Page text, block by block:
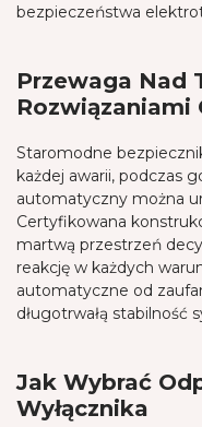
bezpieczeństwa
Przewaga Nad
Rozwiązaniami
Staromodne
każdej awarii, podczas
automatyczny można
Certyfikowana
martwą przestrzeń
reakcję w każdych
automatyczne od
długotrwałą stabilność
Jak Wybrać
Wyłącznika